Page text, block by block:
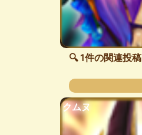
🔍 1件の関連投稿
クムヌ